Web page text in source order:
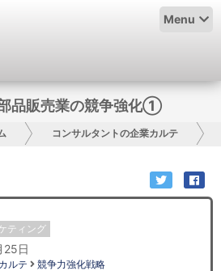
Menu
品販売業の競争強化①
コンサルタントの企業カルテ
ティング
25日
ルテ 競争力強化戦略